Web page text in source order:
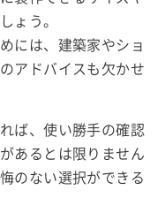
ょう。
には、建築家やショ
アドバイスも欠かせ
ば、使い勝手の確認
あるとは限りません
のない選択ができる